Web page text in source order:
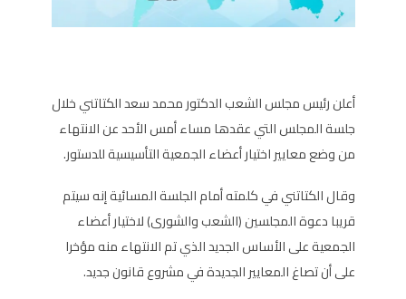
أعلن رئيس مجلس الشعب الدكتور محمد سعد الكتاتني خلال
جلسة المجلس التي عقدها مساء أمس الأحد عن الانتهاء
من وضع معايير اختيار أعضاء الجمعية التأسيسية للدستور.
وقال الكتاتني في كلمته أمام الجلسة المسائية إنه سيتم
قريبا دعوة المجلسين (الشعب والشورى) لاختيار أعضاء
الجمعية على الأساس الجديد الذي تم الانتهاء منه مؤخرا
على أن تصاغ المعايير الجديدة في مشروع قانون جديد.